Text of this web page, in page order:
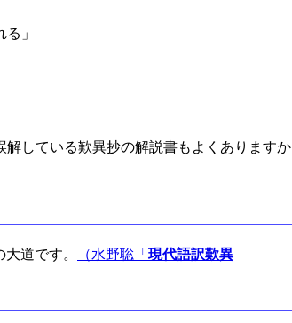
」
している歎異抄の解説書もよくありますか
道です。 （水野聡「 現代語訳歎異